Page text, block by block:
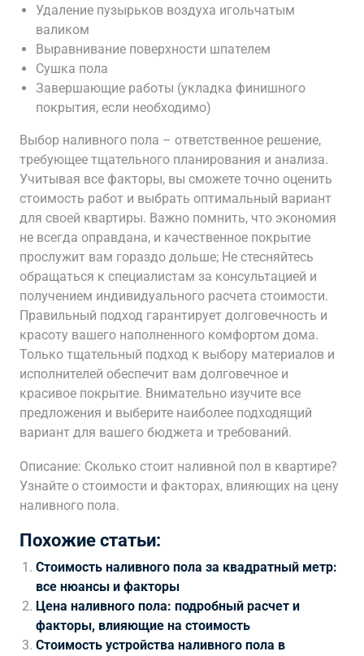
Удаление пузырьков воздуха игольчатым
валиком
Выравнивание поверхности шпателем
Сушка пола
Завершающие работы (укладка финишного
покрытия, если необходимо)
Выбор наливного пола – ответственное решение,
требующее тщательного планирования и анализа.
Учитывая все факторы, вы сможете точно оценить
стоимость работ и выбрать оптимальный вариант
для своей квартиры. Важно помнить, что экономия
не всегда оправдана, и качественное покрытие
прослужит вам гораздо дольше; Не стесняйтесь
обращаться к специалистам за консультацией и
получением индивидуального расчета стоимости.
Правильный подход гарантирует долговечность и
красоту вашего наполненного комфортом дома.
Только тщательный подход к выбору материалов и
исполнителей обеспечит вам долговечное и
красивое покрытие. Внимательно изучите все
предложения и выберите наиболее подходящий
вариант для вашего бюджета и требований.
Описание: Сколько стоит наливной пол в квартире?
Узнайте о стоимости и факторах, влияющих на цену
наливного пола.
Похожие статьи:
Стоимость наливного пола за квадратный метр:
все нюансы и факторы
Цена наливного пола: подробный расчет и
факторы, влияющие на стоимость
Стоимость устройства наливного пола в